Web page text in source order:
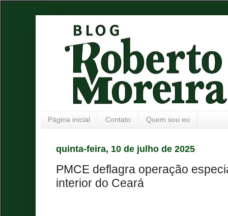
Página inicial Contato Quem sou eu
quinta-feira, 10 de julho de 2025
PMCE deflagra operação
interior do Ceará